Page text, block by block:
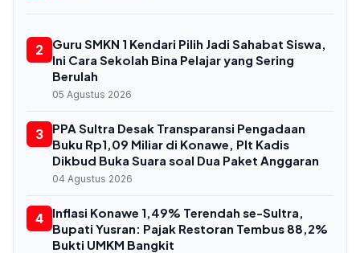
2
Guru SMKN 1 Kendari Pilih Jadi Sahabat Siswa,
Ini Cara Sekolah Bina Pelajar yang Sering
Berulah
05 Agustus 2026
3
PPA Sultra Desak Transparansi Pengadaan
Buku Rp1,09 Miliar di Konawe, Plt Kadis
Dikbud Buka Suara soal Dua Paket Anggaran
04 Agustus 2026
4
Inflasi Konawe 1,49% Terendah se-Sultra,
Bupati Yusran: Pajak Restoran Tembus 88,2%
Bukti UMKM Bangkit